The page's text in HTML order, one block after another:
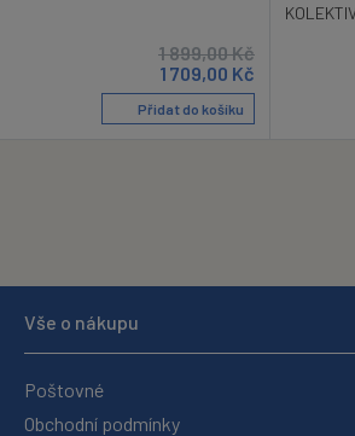
1 899,00Kč
1 709,00 Kč
Přidat do košíku
Vše o nákupu
Poštovné
Obchodní podmínky